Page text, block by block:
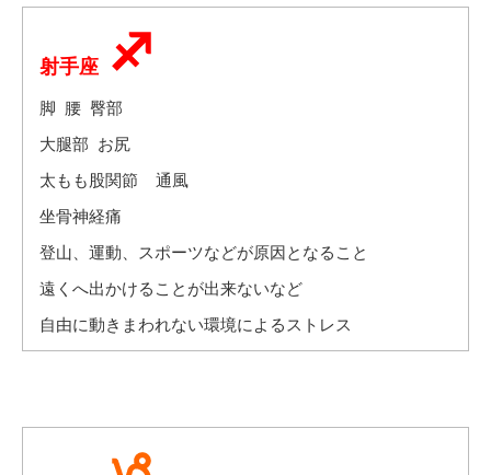
射手座
脚 腰 臀部
大腿部 お尻
太もも股関節 通風
坐骨神経痛
登山、運動、スポーツなどが原因となること
遠くへ出かけることが出来ないなど
自由に動きまわれない環境によるストレス